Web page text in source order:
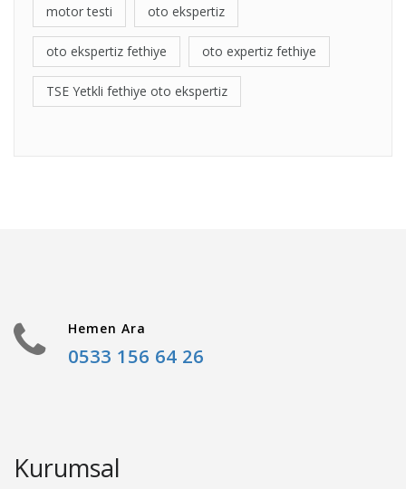
motor testi oto ekspertiz
oto ekspertiz fethiye oto expertiz fethiye
TSE Yetkli fethiye oto ekspertiz
Hemen Ara
0533 156 64 26
Kurumsal